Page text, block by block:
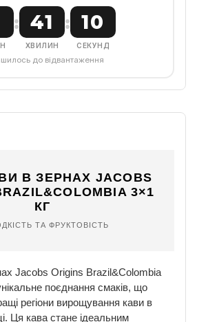
: 41
ХВИЛИН
: 10
СЕКУНД
до відвантаження
В ЗЕРНАХ JACOBS
3×1
КГ
ТА ФРУКТОВІСТЬ
Jacobs Origins Brazil&Colombia
поєднання смаків, що
регіони вирощування кави в
Ця кава стане ідеальним